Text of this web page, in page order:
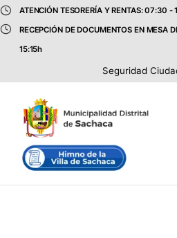
ATENCIÓN TESORERÍA Y RENTAS: 07:30 -
RECEPCIÓN DE DOCUMENTOS EN MESA
15:15h
Seguridad